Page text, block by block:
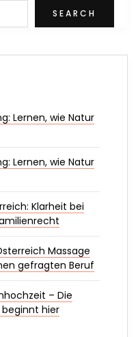
SEARCH
Lernen, wie Natur
Lernen, wie Natur
Klarheit bei
Massage
gefragten Beruf
– Die
hier